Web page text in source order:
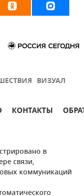
ВИЗУАЛ
КОНТАКТЫ
в
связи,
коммуникаций